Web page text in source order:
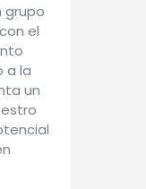
grupo
el
a la
un